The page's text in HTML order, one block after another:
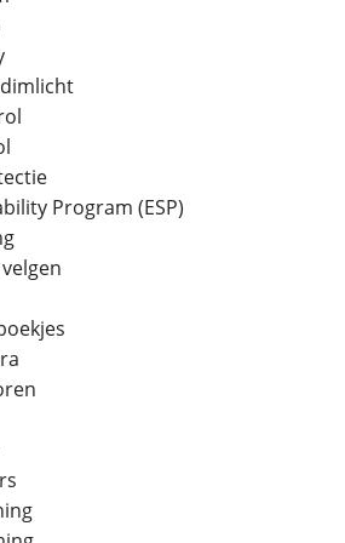
Metallic
Program (ESP)
om foto's te uploaden
(max 10 foto's)
(optioneel)